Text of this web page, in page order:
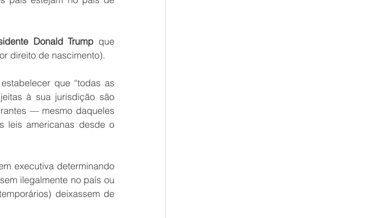
Donald Trump que
direito de nascimento).
que “todas as
à sua jurisdição são
— mesmo daqueles
leis americanas desde o
executiva determinando
ilegalmente no país ou
deixassem de